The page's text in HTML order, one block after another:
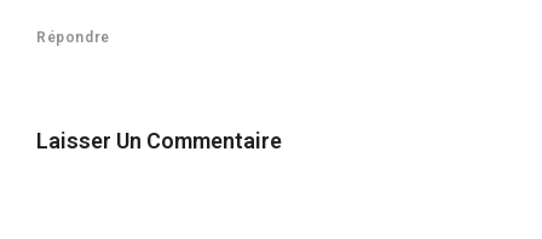
Répondre
Laisser Un Commentaire